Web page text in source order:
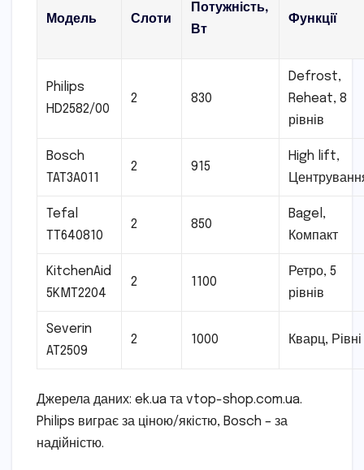
Модель Слоти
Потужність,
Вт
Функції
Philips
HD2582/00
2 830
Defrost,
Reheat, 8
рівнів
Bosch
TAT3A011
2 915
High lift,
Tefal
TT640810
2 850
Bagel,
Компакт
KitchenAid
5KMT2204
2 1100
Ретро, 5
рівнів
Severin
AT2509
2 1000 Кварц, Рівні
Джерела даних: ek.ua та vtop-shop.com.ua.
Philips виграє за ціною/якістю, Bosch – за
надійністю.